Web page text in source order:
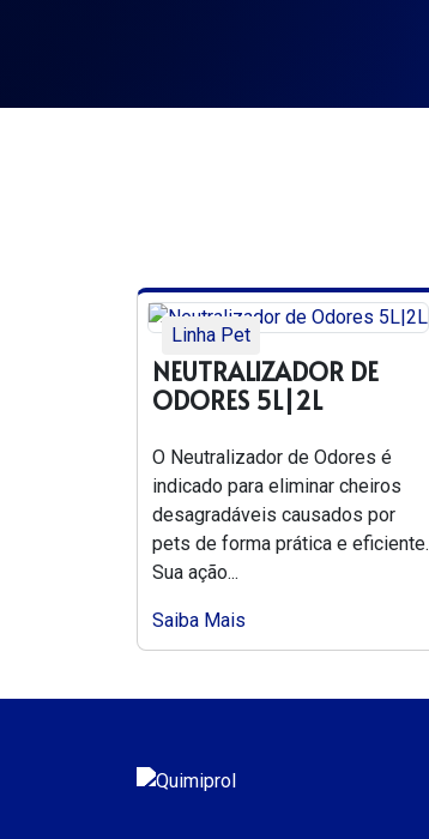
Linha Pet
NEUTRALIZADOR DE
ODORES 5L|2L
O Neutralizador de Odores é
indicado para eliminar cheiros
desagradáveis causados por
pets de forma prática e eficiente.
Sua ação...
Saiba Mais